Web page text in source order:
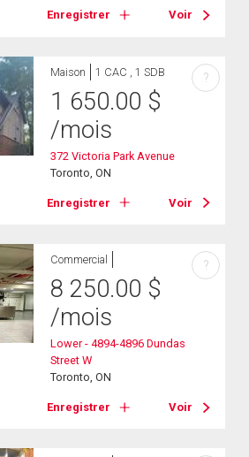
Enregistrer Voir
Maison 1 CAC , 1 SDB
1 650.00 $
/mois
372 Victoria Park Avenue
Toronto, ON
Enregistrer Voir
?
Commercial
8 250.00 $
/mois
Lower - 4894-4896 Dundas
Street W
Toronto, ON
Enregistrer Voir
?